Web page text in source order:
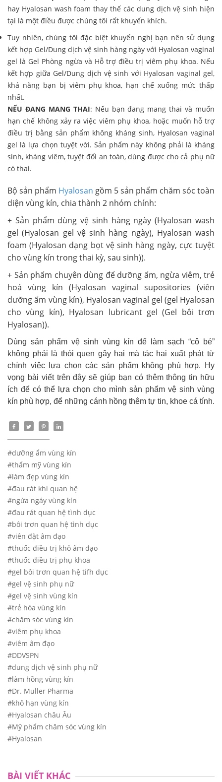
hay Hyalosan wash foam thay thế các dung dịch vệ sinh hiện
tại là một điều được chúng tôi rất khuyến khích.
Tuy nhiên, chúng tôi đặc biệt khuyến nghị bạn nên sử dụng
kết hợp Gel/Dung dịch vệ sinh hàng ngày với Hyalosan vaginal
gel là Gel Phòng ngừa và Hỗ trợ điều trị viêm phụ khoa. Nếu
kết hợp giữa Gel/Dung dịch vệ sinh với Hyalosan vaginal gel,
khả năng bạn bị viêm phụ khoa, hạn chế xuống mức thấp
nhất.
NẾU ĐANG MANG THAI: Nếu bạn đang mang thai và muốn
hạn chế không xảy ra việc viêm phụ khoa, hoặc muốn hỗ trợ
điều trị bằng sản phẩm không kháng sinh, Hyalosan vaginal
gel là lựa chọn tuyệt vời. Sản phẩm này không phải là kháng
sinh, kháng viêm, tuyệt đối an toàn, dùng được cho cả phụ nữ
có thai.
Bộ sản phẩm Hyalosan gồm 5 sản phẩm chăm sóc toàn
diện vùng kín, chia thành 2 nhóm chính:
+ Sản phẩm dùng vệ sinh hàng ngày (Hyalosan wash
gel (Hyalosan gel vệ sinh hàng ngày), Hyalosan wash
foam (Hyalosan dạng bọt vệ sinh hàng ngày, cực tuyệt
cho vùng kín trong thai kỳ, sau sinh)).
+ Sản phẩm chuyên dùng để dưỡng ẩm, ngừa viêm, trẻ
hoá vùng kín (Hyalosan vaginal supositories (viên
dưỡng ẩm vùng kín), Hyalosan vaginal gel (gel Hyalosan
cho vùng kín), Hyalosan lubricant gel (Gel bôi trơn
Hyalosan)).
Dùng sản phẩm vệ sinh vùng kín để làm sạch “cô bé”
không phải là thói quen gây hại mà tác hại xuất phát từ
chính việc lựa chọn các sản phẩm không phù hợp. Hy
vọng bài viết trên đây sẽ giúp bạn có thêm thông tin hữu
ích để có thể lựa chọn cho mình sản phẩm vệ sinh vùng
kín phù hợp, để những cánh hồng thêm tự tin, khoe cá tính.
#dưỡng ẩm vùng kín
#thẩm mỹ vùng kín
#làm đẹp vùng kín
#đau rát khi quan hệ
#ngứa ngáy vùng kín
#đau rát quan hệ tình dục
#bôi trơn quan hệ tình dục
#viên đặt âm đạo
#thuốc điều trị khô âm đạo
#thuốc điều trị phụ khoa
#gel bôi trơn quan hệ tifh dục
#gel vệ sinh phụ nữ
#gel vệ sinh vùng kín
#trẻ hóa vùng kín
#chăm sóc vùng kín
#viêm phụ khoa
#viêm âm đạo
#DDVSPN
#dung dịch vệ sinh phụ nữ
#làm hồng vùng kín
#Dr. Muller Pharma
#khô hạn vùng kín
#Hyalosan châu Âu
#Mỹ phẩm chăm sóc vùng kín
#Hyalosan
BÀI VIẾT KHÁC